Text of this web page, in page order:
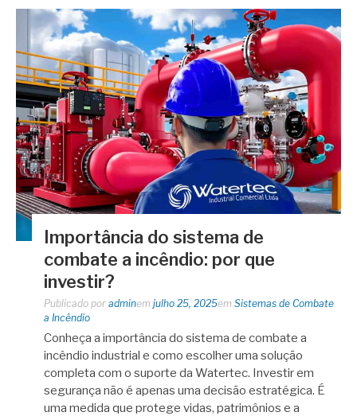
Importância do sistema de
combate a incêndio: por que
investir?
Publicado por adminem julho 25, 2025em Sistemas de Combate
a Incêndio
Conheça a importância do sistema de combate a
incêndio industrial e como escolher uma solução
completa com o suporte da Watertec. Investir em
segurança não é apenas uma decisão estratégica. É
uma medida que protege vidas, patrimônios e a